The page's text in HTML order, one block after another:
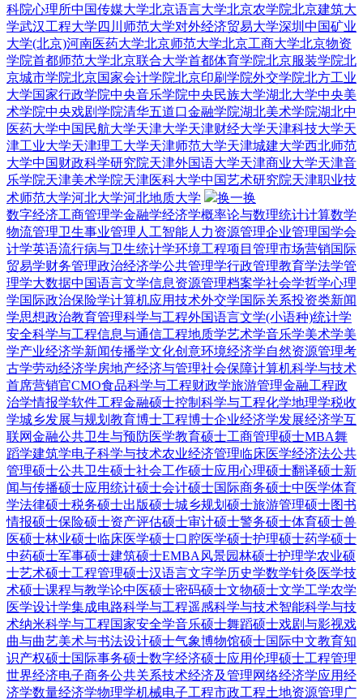
科院心理所中国传媒大学北京语言大学北京农学院北京建筑大
学武汉工程大学 四川师范大学对外经济贸易大学深圳 中国矿业
大学(北京)河南医药大学北京师范大学北京工商大学北京物资
学院首都师范大学北京联合大学首都体育学院北京服装学院北
京城市学院北京国家会计学院北京印刷学院外交学院北方工业
大学国家行政学院中央音乐学院中央民族大学湖北大学中央美
术学院中央戏剧学院清华五道口金融学院湖北美术学院湖北中
医药大学中国民航大学天津大学天津财经大学天津科技大学天
津工业大学天津理工大学天津师范大学天津城建大学西北师范
大学中国财政科学研究院天津外国语大学天津商业大学天津音
乐学院天津美术学院天津医科大学中国艺术研究院天津职业技
术师范大学河北大学河北地质大学
换一换
数字经济工商管理学金融学经济学概率论与数理统计计算数学
物流管理卫生事业管理 人工智能人力资源管理企业管理国学会
计学英语流行病与卫生统计学环境工程项目管理市场营销国际
贸易学财务管理政治经济学公共管理学行政管理教育学法学管
理学大数据中国语言文学信息资源管理档案学社会学哲学心理
学国际政治保险学计算机应用技术外交学国际关系投资类新闻
学思想政治教育管理科学与工程外国语言文学(小语种)统计学
安全科学与工程信息与通信工程地质学艺术学音乐学美术学美
学产业经济学新闻传播学文化创意环境经济学自然资源管理考
古学劳动经济学房地产经济与管理社会保障计算机科学与技术
首席营销官CMO食品科学与工程财政学旅游管理金融工程政
治学情报学软件工程金融硕士控制科学与工程化学地理学税收
学城乡发展与规划 教育博士工程博士企业经济学发展经济学互
联网金融公共卫生与预防医学教育硕士工商管理硕士MBA舞
蹈学建筑学电子科学与技术农业经济管理临床医学经济法公共
管理硕士公共卫生硕士社会工作硕士应用心理硕士翻译硕士新
闻与传播硕士应用统计硕士会计硕士国际商务硕士中医学体育
学法律硕士税务硕士出版硕士城乡规划硕士旅游管理硕士图书
情报硕士保险硕士资产评估硕士审计硕士警务硕士体育硕士兽
医硕士林业硕士临床医学硕士口腔医学硕士护理硕士药学硕士
中药硕士军事硕士建筑硕士EMBA 风景园林硕士护理学农业硕
士艺术硕士工程管理硕士汉语言文字学历史学数学针灸 医学技
术硕士课程与教学论中医硕士密码硕士文物硕士文学工学农学
医学设计学集成电路科学与工程遥感科学与技术智能科学与技
术纳米科学与工程国家安全学音乐硕士舞蹈硕士戏剧与影视戏
曲与曲艺美术与书法设计硕士气象博物馆硕士国际中文教育知
识产权硕士国际事务硕士数字经济硕士应用伦理硕士工程管理
世界经济电子商务公共关系技术经济及管理网络经济学应用经
济学数量经济学物理学机械电子工程市政工程土地资源管理广